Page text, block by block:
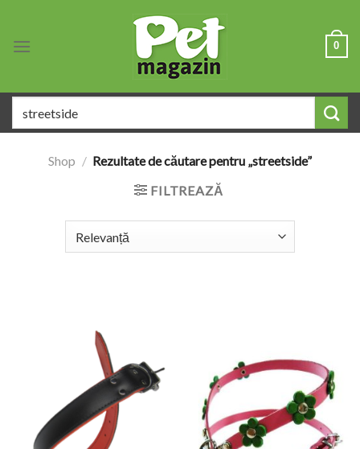
content
0
după:
Shop / Rezultate de căutare pentru „streetside”
FILTREAZĂ